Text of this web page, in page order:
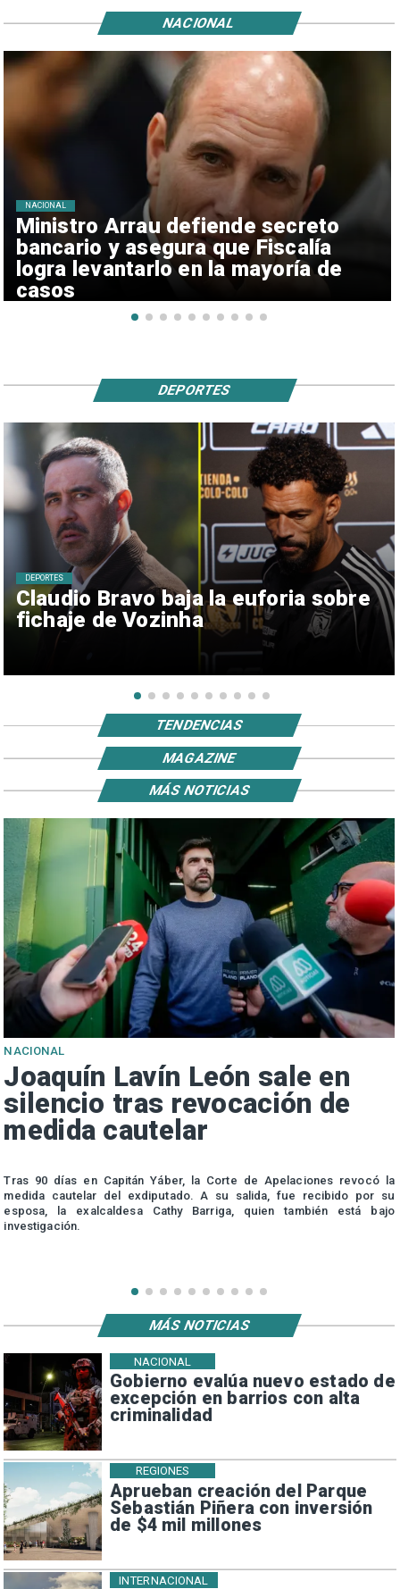
Ministro Arrau defiende secreto
bancario y asegura que Fiscalía
logra levantarlo en la mayoría de
casos
NACIONAL
NACIONAL
Claudio Bravo baja la euforia sobre
fichaje de Vozinha
DEPORTES
DEPORTES
TENDENCIAS
MAGAZINE
NACIONAL
Joaquín Lavín León sale en
silencio tras revocación de
medida cautelar
Tras 90 días en Capitán Yáber, la Corte de Apelaciones revocó la
medida cautelar del exdiputado. A su salida, fue recibido por su
esposa, la exalcaldesa Cathy Barriga, quien también está bajo
investigación.
MÁS NOTICIAS
Gobierno evalúa nuevo estado de
excepción en barrios con alta
criminalidad
NACIONAL
Aprueban creación del Parque
Sebastián Piñera con inversión
de $4 mil millones
REGIONES
INTERNACIONAL
MÁS NOTICIAS